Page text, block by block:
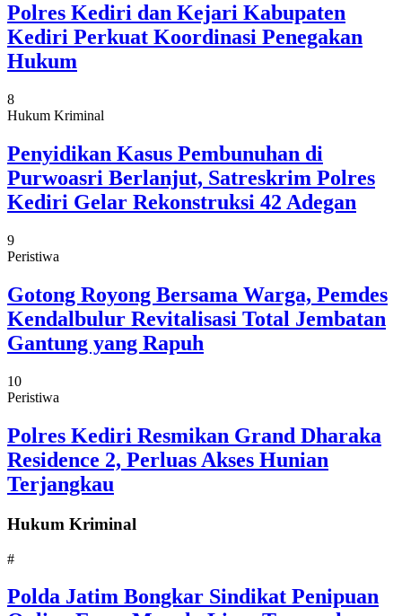
Polres Kediri dan Kejari Kabupaten
Kediri Perkuat Koordinasi Penegakan
Hukum
8
Hukum Kriminal
Penyidikan Kasus Pembunuhan di
Purwoasri Berlanjut, Satreskrim Polres
Kediri Gelar Rekonstruksi 42 Adegan
9
Peristiwa
Gotong Royong Bersama Warga, Pemdes
Kendalbulur Revitalisasi Total Jembatan
Gantung yang Rapuh
10
Peristiwa
Polres Kediri Resmikan Grand Dharaka
Residence 2, Perluas Akses Hunian
Terjangkau
Hukum Kriminal
#
Polda Jatim Bongkar Sindikat Penipuan